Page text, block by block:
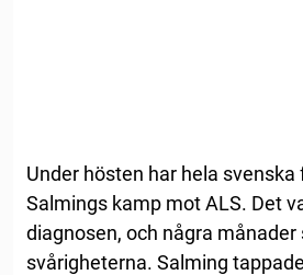
Under hösten har hela
Salmings kamp mot ALS. Det
diagnosen, och några
svårigheterna. Salming